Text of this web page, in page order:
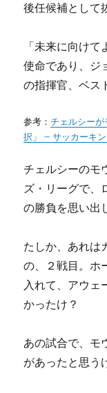
後任候補として
「未来に向け
使命であり、ジ
の指揮官、ベス
参考：チェルシー
択」 – サッカーキ
チェルシーのモ
ズ・リーグで、
の勝負を思い出
たしか、あれは
の、２戦目。ホ
入れて、アウェ
かったけ？
あの試合で、モ
があったと思う